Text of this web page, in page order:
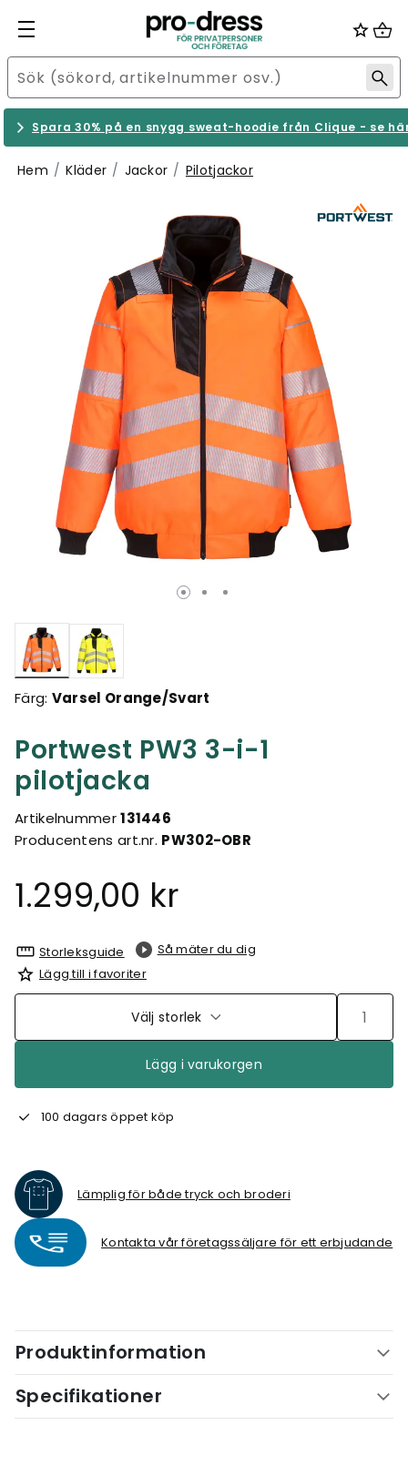
Spara 30% på en snygg sweat-hoodie från Clique - se
Hem Kläder Jackor Pilotjackor
Portwest PW3 3-i-1
pilotjacka
Artikelnummer131446
Producentens art.nr. PW302-OBR
1.299,00 kr
Valda
Färg: Varsel Orange/Svart
Storleksguide
Så mäter du dig
Lägg till i favoriter
Välj storlek
Lägg i varukorgen
100 dagars öppet köp
Lämplig för både tryck och broderi
Kontakta vår företagssäljare för ett erbjudande
Produktinformation
Specifikationer